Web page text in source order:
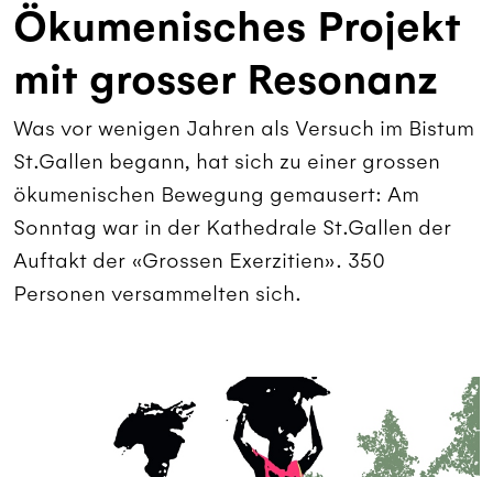
Ökumenisches Projekt
mit grosser Resonanz
Was vor wenigen Jahren als Versuch im Bistum
St.Gallen begann, hat sich zu einer grossen
ökumenischen Bewegung gemausert: Am
Sonntag war in der Kathedrale St.Gallen der
Auftakt der «Grossen Exerzitien». 350
Personen versammelten sich.